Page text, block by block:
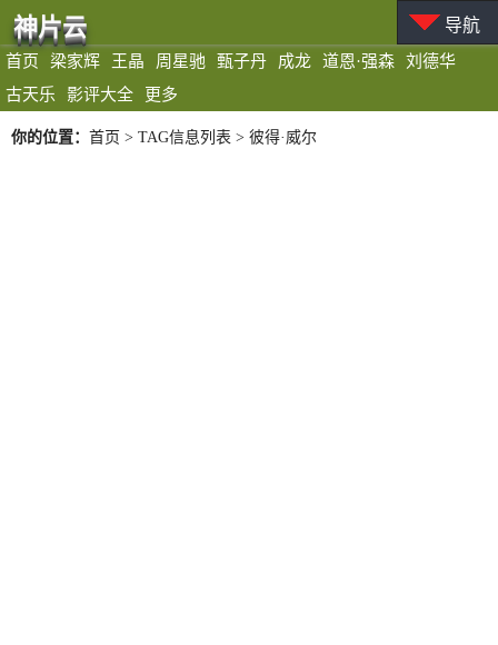
首页 梁家辉 王晶 周星驰 甄子丹 成龙 道恩·强森
刘德华
古天乐
影评大全 更多
神片云 导航
你的位置： 首页 > TAG信息列表 > 彼得·威尔